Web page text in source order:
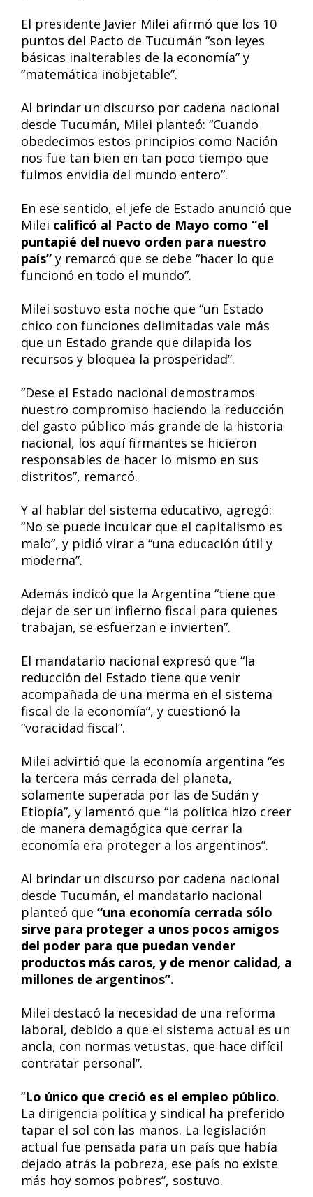
El presidente Javier Milei afirmó que los 10
puntos del Pacto de Tucumán “son leyes
básicas inalterables de la economía” y
“matemática inobjetable”.
Al brindar un discurso por cadena nacional
desde Tucumán, Milei planteó: “Cuando
obedecimos estos principios como Nación
nos fue tan bien en tan poco tiempo que
fuimos envidia del mundo entero”.
En ese sentido, el jefe de Estado anunció que
Milei calificó al Pacto de Mayo como “el
puntapié del nuevo orden para nuestro
país” y remarcó que se debe “hacer lo que
funcionó en todo el mundo”.
Milei sostuvo esta noche que “un Estado
chico con funciones delimitadas vale más
que un Estado grande que dilapida los
recursos y bloquea la prosperidad”.
“Dese el Estado nacional demostramos
nuestro compromiso haciendo la reducción
del gasto público más grande de la historia
nacional, los aquí firmantes se hicieron
responsables de hacer lo mismo en sus
distritos”, remarcó.
Y al hablar del sistema educativo, agregó:
“No se puede inculcar que el capitalismo es
malo”, y pidió virar a “una educación útil y
moderna”.
Además indicó que la Argentina “tiene que
dejar de ser un infierno fiscal para quienes
trabajan, se esfuerzan e invierten”.
El mandatario nacional expresó que “la
reducción del Estado tiene que venir
acompañada de una merma en el sistema
fiscal de la economía”, y cuestionó la
“voracidad fiscal”.
Milei advirtió que la economía argentina “es
la tercera más cerrada del planeta,
solamente superada por las de Sudán y
Etiopía”, y lamentó que “la política hizo creer
de manera demagógica que cerrar la
economía era proteger a los argentinos”.
Al brindar un discurso por cadena nacional
desde Tucumán, el mandatario nacional
planteó que “una economía cerrada sólo
sirve para proteger a unos pocos amigos
del poder para que puedan vender
productos más caros, y de menor calidad, a
millones de argentinos”.
Milei destacó la necesidad de una reforma
laboral, debido a que el sistema actual es un
ancla, con normas vetustas, que hace difícil
contratar personal”.
“Lo único que creció es el empleo público.
La dirigencia política y sindical ha preferido
tapar el sol con las manos. La legislación
actual fue pensada para un país que había
dejado atrás la pobreza, ese país no existe
más hoy somos pobres”, sostuvo.